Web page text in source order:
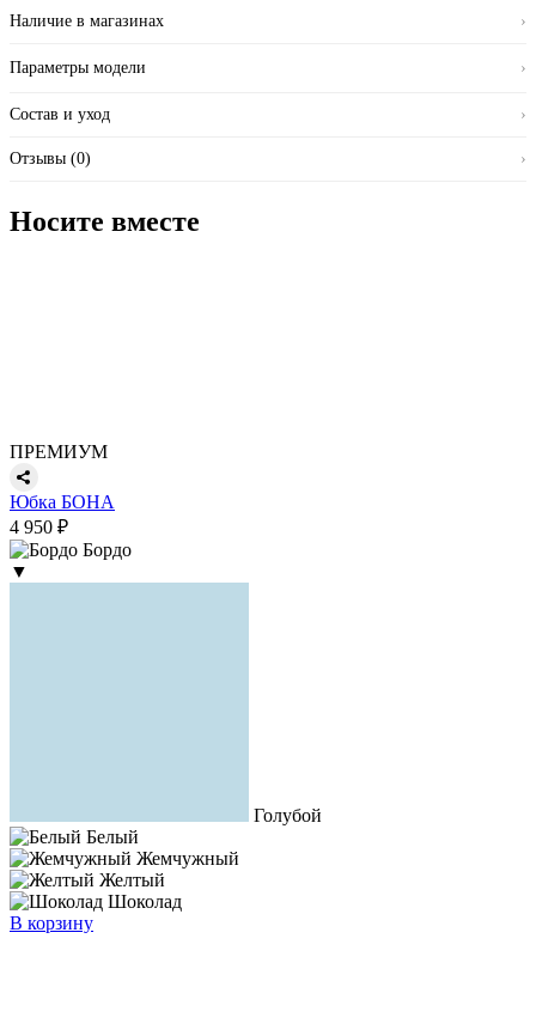
Наличие в магазинах ›
Параметры модели ›
Состав и уход ›
Отзывы (0) ›
Носите вместе
ПРЕМИУМ
Юбка БОНА
4 950 ₽
Бордо
▼
Голубой
Белый
Жемчужный
Желтый
Шоколад
В корзину